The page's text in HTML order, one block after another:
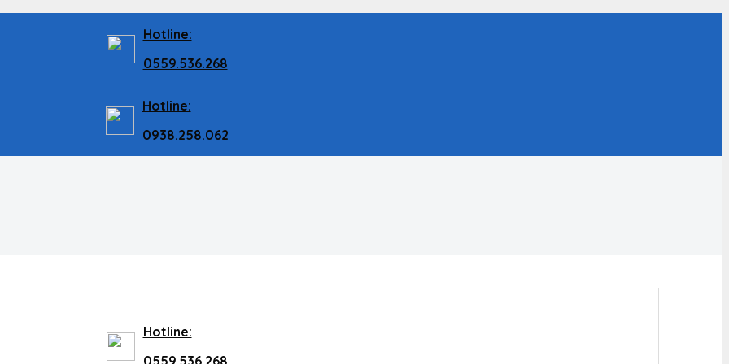
Hotline:
0559.536.268
Hotline:
0938.258.062
Hotline:
0559.536.268